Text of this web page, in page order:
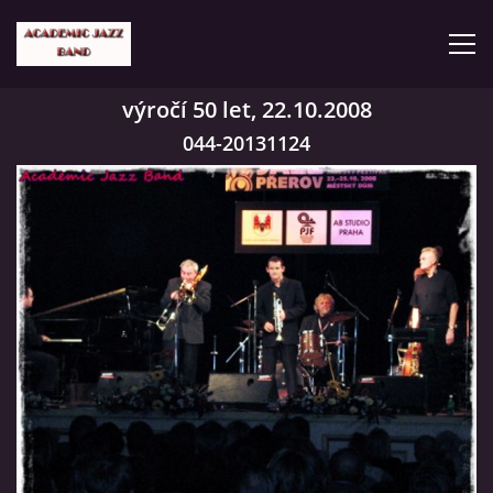
KONCERTY
GALERIE
VIDEA
HISTORIE
TVORBA
výročí 50 let, 22.10.2008
044-20131124